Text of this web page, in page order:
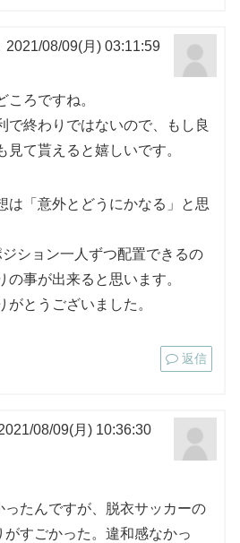
2021/08/09(月) 03:11:59
ろですね。
で終わりではないので、もし良
見て貰えると嬉しいです。
は「意外とどうにかなる」と思
ション一人ずつ配置できるの
の事が出来ると思います。
がとうございました。
返信
08/09(月) 10:36:30
ったんですが、脱衣サッカーの
すごかった。違和感なかっ